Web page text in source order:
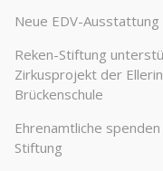
Neue EDV-
Reken-Stiftung
Zirkusprojekt der
Brückenschule
Ehrenamtliche
Stiftung